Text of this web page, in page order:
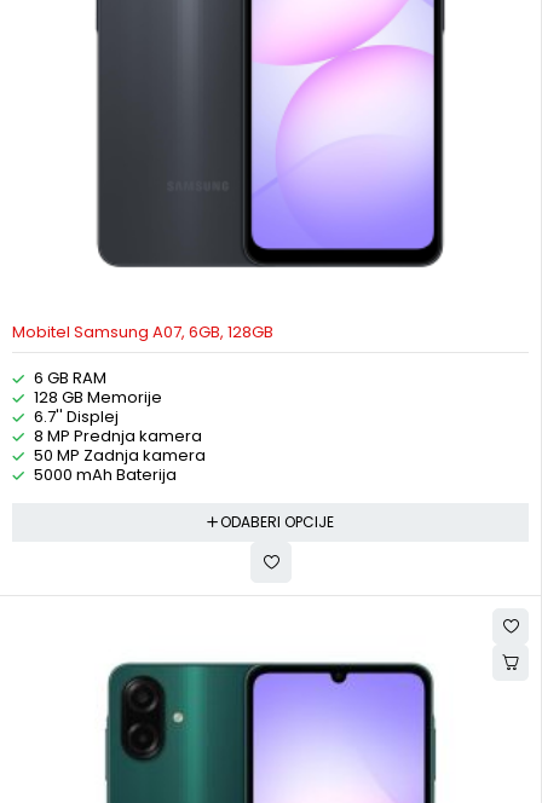
Mobitel Samsung A07, 6GB, 128GB
6 GB RAM
128 GB Memorije
6.7'' Displej
8 MP Prednja kamera
50 MP Zadnja kamera
5000 mAh Baterija
ODABERI OPCIJE